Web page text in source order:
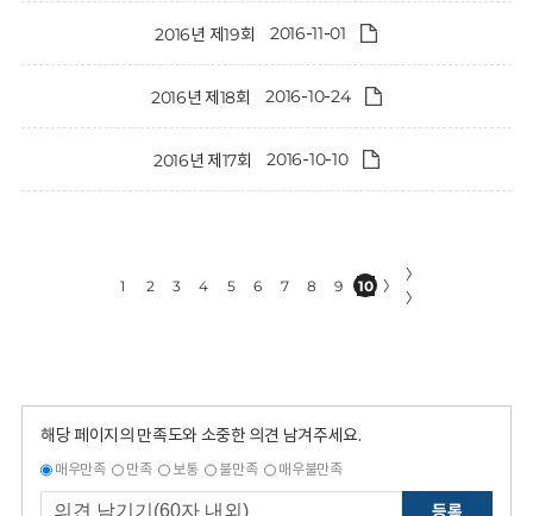
2016년 제19회 2016-11-01
2016년 제18회 2016-10-24
2016년 제17회 2016-10-10
1 2 3 4 5 6 7 8 9 10 〉
〉
〉
해당 페이지의 만족도와 소중한 의견 남겨주세요.
매우만족 만족 보통 불만족 매우불만족
등록